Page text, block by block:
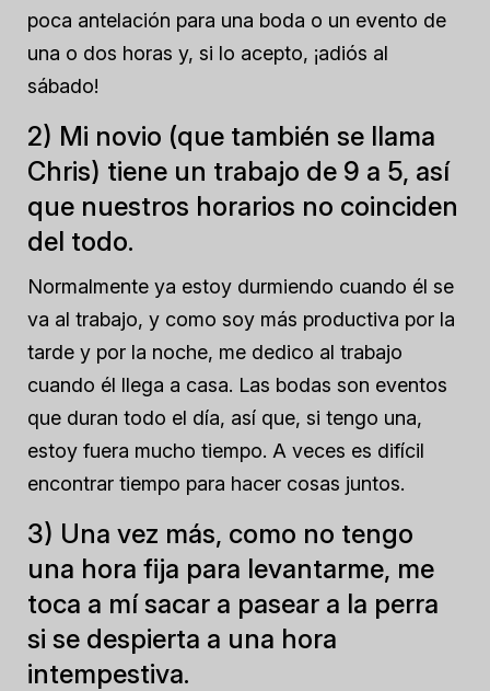
poca antelación para una boda o un evento de
una o dos horas y, si lo acepto, ¡adiós al
sábado!
2) Mi novio (que también se llama
Chris) tiene un trabajo de 9 a 5, así
que nuestros horarios no coinciden
del todo.
Normalmente ya estoy durmiendo cuando él se
va al trabajo, y como soy más productiva por la
tarde y por la noche, me dedico al trabajo
cuando él llega a casa. Las bodas son eventos
que duran todo el día, así que, si tengo una,
estoy fuera mucho tiempo. A veces es difícil
encontrar tiempo para hacer cosas juntos.
3) Una vez más, como no tengo
una hora fija para levantarme, me
toca a mí sacar a pasear a la perra
si se despierta a una hora
intempestiva.